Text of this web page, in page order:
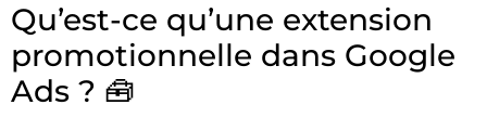
Qu’est-ce qu’une extension
promotionnelle dans Google
Ads ? 🧰